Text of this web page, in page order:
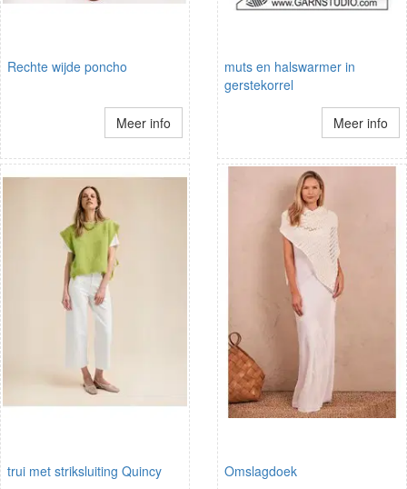
Rechte wijde poncho
Meer info
muts en halswarmer in
gerstekorrel
Meer info
trui met striksluiting Quincy Omslagdoek